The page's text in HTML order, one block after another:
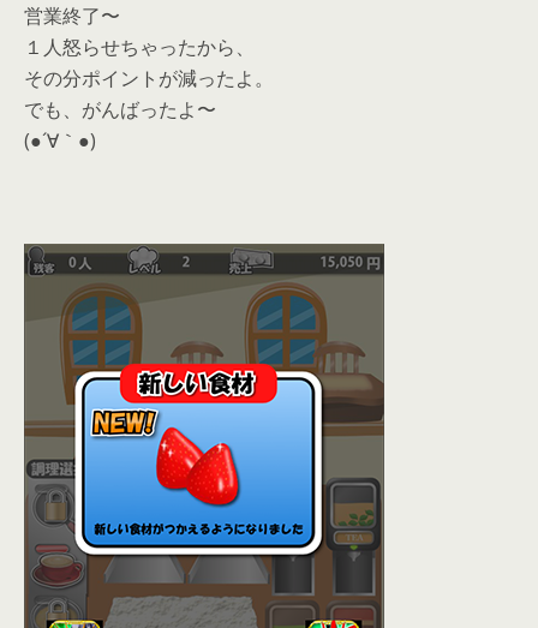
営業終了〜
１人怒らせちゃったから、
その分ポイントが減ったよ。
でも、がんばったよ〜
(●´∀｀●)